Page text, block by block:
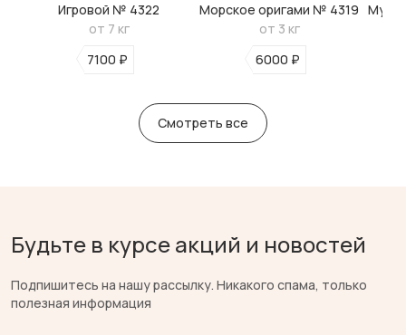
Игровой № 4322
от 7 кг
7100 ₽
Морское оригами № 4319
от 3 кг
6000 ₽
Смотреть все
Будьте в курсе акций и новостей
Подпишитесь на нашу рассылку. Никакого спама, только
полезная информация